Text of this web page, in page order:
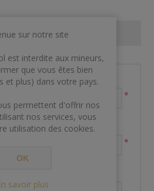
US
et prénom
*
adresse email
*
sur notre site
est interdite aux mineurs,
que vous êtes bien
et plus) dans votre pays.
permettent d'offrir nos
nos services, vous
utilisation des cookies.
OK
savoir plus